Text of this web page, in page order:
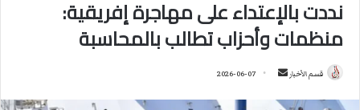
نددت بالإعتداء على مهاجرة إفريقية:
منظمات وأحزاب تطالب بالمحاسبة
قسم الأخبار 2026-06-07